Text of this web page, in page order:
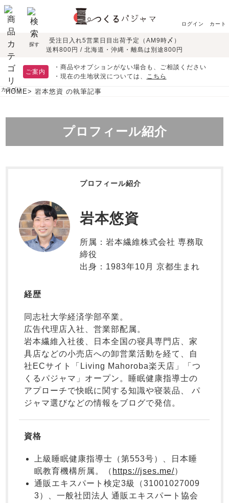
カテゴリ
探す
ログイン カート
季節で
レディースパジャマ
夏
夏
秋
冬
ガールズパジャマ
生地で
さがす
綿100%
サッカー/ちぢみ 楊
柄物
売れ筋ランキング
すべての生地一覧はこちら
目的別で
さがす
敏感肌用
入院・介護
体型別におすすめパジ
ャマ
年齢別におすすめパジ
インナーウェア 生活雑貨
売れ筋ランキング
- Item Ranking -
新着商品
目的別でさがす一覧はこちら
デザインで
さがす
作務衣
胸がすけない
ズボン単品
すべてのメン
ズ
パジャマ
七分袖
前開き かぶり スリーパー
作務衣
羽織・バスロ
上着単品
ズボン単品
パジャマ！
返品・交換について
会社概要 お買い物ガイド
受注日入れ5営業日目出荷予定（AM9時〆）
送料800円 / 北海道・沖縄・離島は別途800円
ご案内
・商品やオプションがない場合も、ご相談ください
・現在の生地状況については、
こちら
HOME 岩本悠資 の執筆記事
プロフィール紹介
プロフィール紹介
岩本悠資
所属：岩本繊維株式会社 専務取
締役
出身：1983年10月 京都生まれ
経歴
同志社大学経済学部卒業。
広告代理店入社、営業部配属。
岩本繊維入社後、日本全国の寝具専門店、家
具店などの小売店への卸営業活動を経て、自
社ECサイト「Living Mahoroba楽天店」「つ
くるパジャマ」オープン。睡眠健康指導士の
アプローチで快眠に関する知識や寝装品、 パ
ジャマ選びなどの情報をブログで発信。
資格
上級睡眠健康指導士（第553号）、日本睡
眠教育機構所属。（ https://jses.me/）
通販エキスパート検定3級（31001027009
3）、一般社団法人 通販エキスパート協会